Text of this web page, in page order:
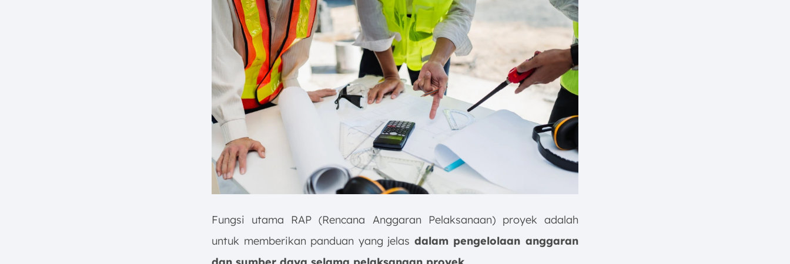
Fungsi utama RAP (Rencana Anggaran Pelaksanaan) proyek adalah
untuk memberikan panduan yang jelas dalam pengelolaan anggaran